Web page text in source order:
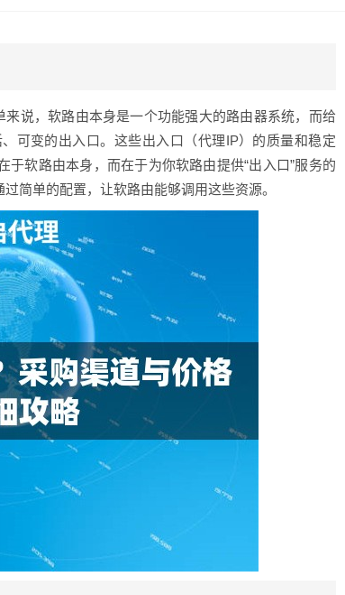
说，软路由本身是一个功能强大的路由器系统，而给
可变的出入口。这些出入口（代理IP）的质量和稳定
软路由本身，而在于为你软路由提供“出入口”服务的
简单的配置，让软路由能够调用这些资源。